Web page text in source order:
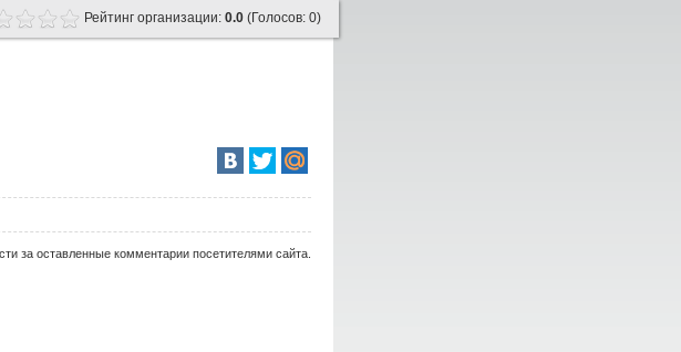
Рейтинг организации: 0.0(Голосов: 0)
за оставленные комментарии посетителями сайта.